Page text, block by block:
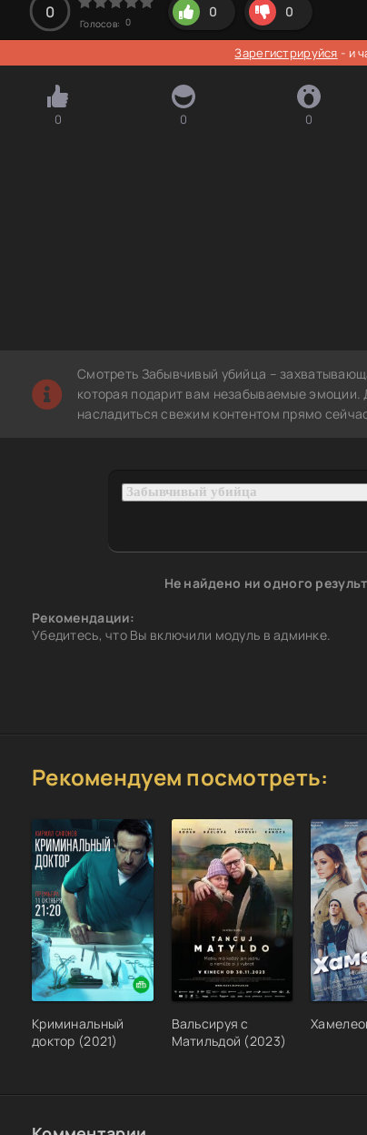
0
Голосов: 0
0 0
Зарегистрируйся - и
0 0 0
Смотреть Забывчивый убийца –
которая подарит вам незабываемые эмоции.
насладиться свежим контентом прямо
Не найдено ни одного
Рекомендации:
Убедитесь, что Вы включили модуль в админке.
Рекомендуем посмотреть:
Криминальный
доктор (2021)
Вальсируя с
Матильдой (2023)